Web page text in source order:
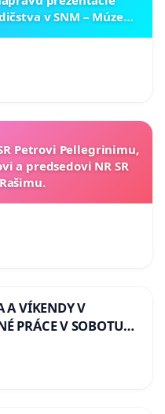
v SNM – Múzeu
Petrovi Pellegrinimu,
a predsedovi NR SR
A VÍKENDY V
PRÁCE V SOBOTU
CEZ PRACOVNÝ
A PRAVIDELNÁ